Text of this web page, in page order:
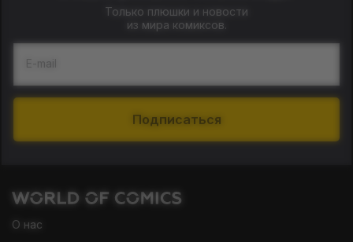
Только плюшки и новости
из мира комиксов.
E-mail
Подписаться
О нас